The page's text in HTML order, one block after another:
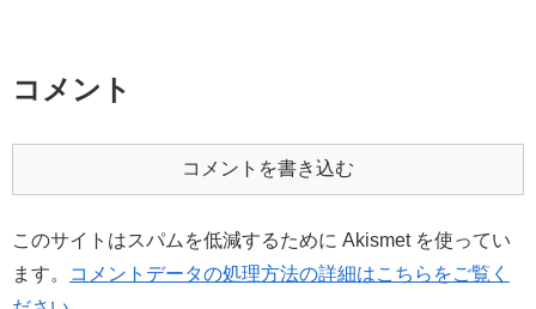
コメント
コメントを書き込む
このサイトはスパムを低減するために Akismet を使ってい
ます。
コメントデータの処理方法の詳細はこちらをご覧く